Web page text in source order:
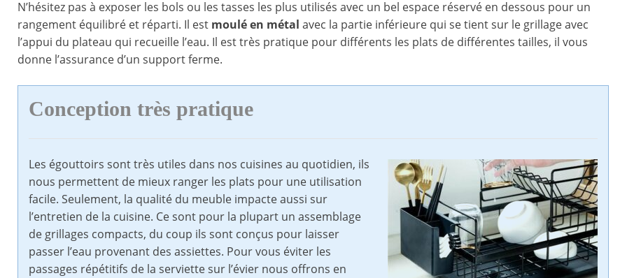
N’hésitez pas à exposer les bols ou les tasses les plus utilisés avec un bel espace réservé en dessous pour un
rangement équilibré et réparti. Il est moulé en métal avec la partie inférieure qui se tient sur le grillage avec
l’appui du plateau qui recueille l’eau. Il est très pratique pour différents les plats de différentes tailles, il vous
donne l’assurance d’un support ferme.
Conception très pratique
Les égouttoirs sont très utiles dans nos cuisines au quotidien, ils
nous permettent de mieux ranger les plats pour une utilisation
facile. Seulement, la qualité du meuble impacte aussi sur
l’entretien de la cuisine. Ce sont pour la plupart un assemblage
de grillages compacts, du coup ils sont conçus pour laisser
passer l’eau provenant des assiettes. Pour vous éviter les
passages répétitifs de la serviette sur l’évier nous offrons en